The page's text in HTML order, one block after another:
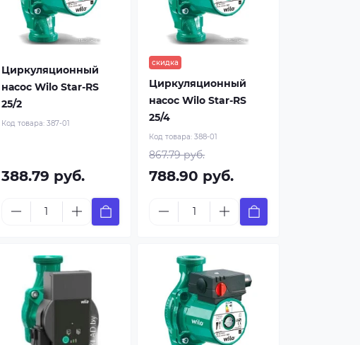
Циркуляционный
насос Wilo Star-RS
25/2
Код товара: 387-01
388.79 руб.
скидка
Циркуляционный
насос Wilo Star-RS
25/4
Код товара:388-01
867.79 руб.
788.90 руб.